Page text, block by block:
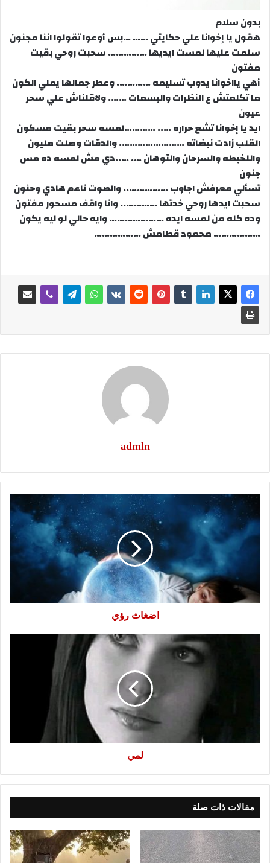
بدون سلام
هقول يا إخوانا علي حكايتي …… …بس أوعوا تقولوا اننا مجنون
سلمت عليها لمست ايديها …………… سحبت روحي بقيت
مفتون
أهي يااخوانا يدوب تسليمه …………. وعطر جمالها يملي الكون
ما تكلمتش ع النظرات والبسمات ……. ولاقلناش علي سحر
عيون
ايد يا إخوانا تشع حراره ….. …………لمسه سحر بقيت مسكون
القلب زادت نبضاته ……………………. والدقات وصلت مليون
واللخبطه والسرحان والتوهان …. …..دي مش لمسه ده مس
جنون
تسألي معرفش اجاوب …………….. والصوت ناعم هادي وحنون
سحبت ايدها روحي خدتها ………….. وانا واقف مسحور مفتون
وده كله من لمسه ايده ………………… وايه حالي لو ليه يكون
……………… محمود قطامش ………………
admln
اضغاث
اضغاث رؤي
لمي
مقالات ذات صلة